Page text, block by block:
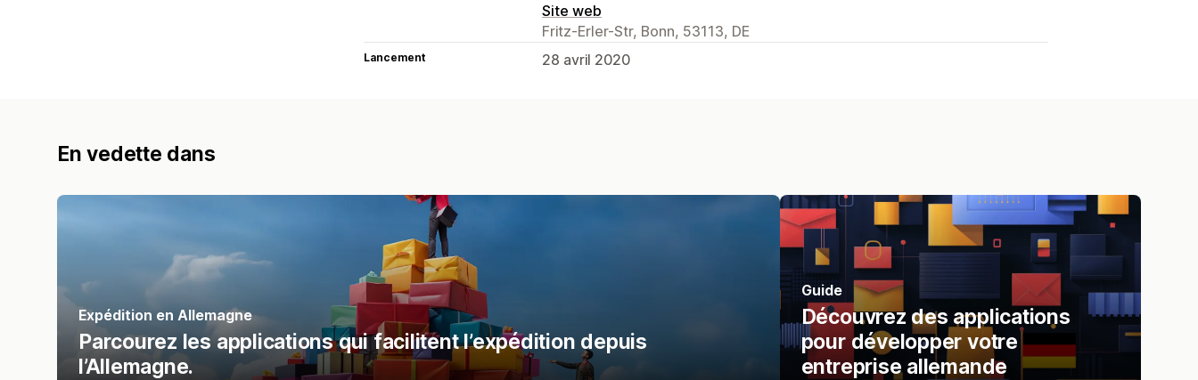
Site web
Fritz-Erler-Str, Bonn, 53113, DE
Lancement 28 avril 2020
En vedette dans
Expédition en Allemagne
Parcourez les applications qui facilitent l’expédition depuis
l’Allemagne.
Guide
Découvrez des applications
pour développer votre
entreprise allemande